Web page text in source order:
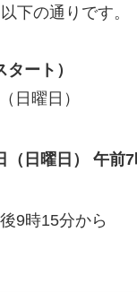
下の通りです。
ート）
日曜日）
日曜日） 午前
9時15分から